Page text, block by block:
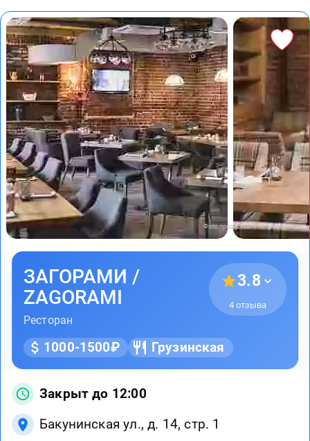
Фото предоставлены заведением
ЗАГОРАМИ /
ZAGORAMI
Ресторан
3.8
4 отзыва
1000-1500₽ Грузинская
Закрыт до 12:00
Бакунинская ул., д. 14, стр. 1